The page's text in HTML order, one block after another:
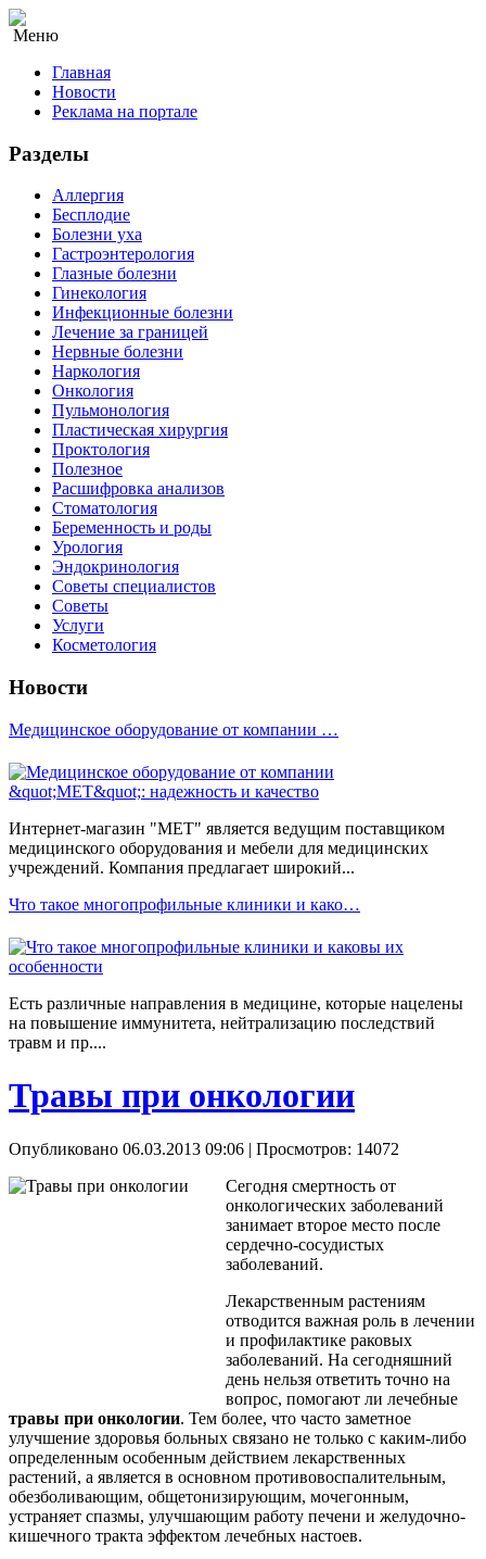
Меню
Главная
Новости
Реклама на портале
Разделы
Аллергия
Бесплодие
Болезни уха
Гастроэнтерология
Глазные болезни
Гинекология
Инфекционные болезни
Лечение за границей
Нервные болезни
Наркология
Онкология
Пульмонология
Пластическая хирургия
Проктология
Полезное
Расшифровка анализов
Стоматология
Беременность и роды
Урология
Эндокринология
Советы специалистов
Советы
Услуги
Косметология
Новости
Медицинское оборудование от компании …
Интернет-магазин "МЕТ" является ведущим поставщиком
медицинского оборудования и мебели для медицинских
учреждений. Компания предлагает широкий...
Что такое многопрофильные клиники и како…
Есть различные направления в медицине, которые нацелены
на повышение иммунитета, нейтрализацию последствий
травм и пр....
Травы при онкологии
Опубликовано 06.03.2013 09:06 | Просмотров: 14072
Сегодня смертность от
онкологических заболеваний
занимает второе место после
сердечно-сосудистых
заболеваний.
Лекарственным растениям
отводится важная роль в лечении
и профилактике раковых
заболеваний. На сегодняшний
день нельзя ответить точно на
вопрос, помогают ли лечебные
травы при онкологии. Тем более, что часто заметное
улучшение здоровья больных связано не только с каким-либо
определенным особенным действием лекарственных
растений, а является в основном противовоспалительным,
обезболивающим, общетонизирующим, мочегонным,
устраняет спазмы, улучшающим работу печени и желудочно-
кишечного тракта эффектом лечебных настоев.